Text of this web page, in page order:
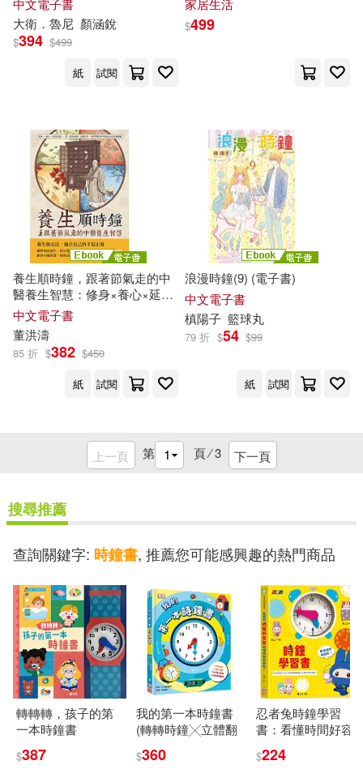
中文電子書
大衛．魯尼 顏涵銳
$394 $499
紙
試閱
家居生活
$499
養生順時鐘，跟著節氣走的中
醫養生智慧：修身×養心×延年
益壽……從《黃帝內經》走進
日常，在四季節氣中學會真正
的自我照顧 (電子書)
中文電子書
董洪濤
85 折 $382 $450
紙
試閱
浪漫時鐘(9) (電子書)
中文電子書
槙陽子 籃球丸
79 折 $54 $99
紙 試閱
上一頁 第 頁 ⁄3 下一頁
搜尋推薦
查詢關鍵字: 時鐘書, 推薦您可能感興趣的熱門商品
轉轉轉，孩子的第
一本時鐘書
$387
我的第一本時鐘書
(轉轉時鐘╳立體翻
$360
忍者兔時鐘學習
書：看懂時間好容
$224